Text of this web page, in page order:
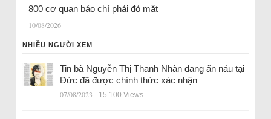
800 cơ quan báo chí phải đỏ mặt
10/08/2026
NHIỀU NGƯỜI XEM
Tin bà Nguyễn Thị Thanh Nhàn đang ẩn náu tại
Đức đã được chính thức xác nhận
07/08/2023 - 15.100 Views